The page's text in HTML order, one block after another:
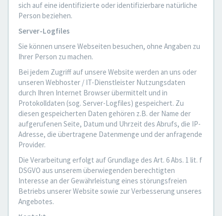
sich auf eine identifizierte oder identifizierbare natürliche
Person beziehen.
Server-Logfiles
Sie können unsere Webseiten besuchen, ohne Angaben zu
Ihrer Person zu machen.
Bei jedem Zugriff auf unsere Website werden an uns oder
unseren Webhoster / IT-Dienstleister Nutzungsdaten
durch Ihren Internet Browser übermittelt und in
Protokolldaten (sog. Server-Logfiles) gespeichert. Zu
diesen gespeicherten Daten gehören z.B. der Name der
aufgerufenen Seite, Datum und Uhrzeit des Abrufs, die IP-
Adresse, die übertragene Datenmenge und der anfragende
Provider.
Die Verarbeitung erfolgt auf Grundlage des Art. 6 Abs. 1 lit. f
DSGVO aus unserem überwiegenden berechtigten
Interesse an der Gewährleistung eines störungsfreien
Betriebs unserer Website sowie zur Verbesserung unseres
Angebotes.